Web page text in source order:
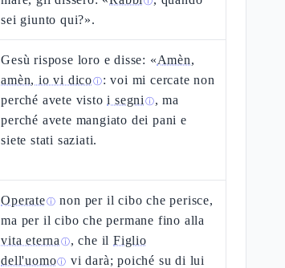
sei giunto qui?».
Gesù rispose loro e disse: «Amèn,
amèn, io vi dicoⓘ: voi mi cercate non
perché avete vistoi segni ⓘ, ma
perché avete mangiato dei pani e
siete stati saziati.
Operateⓘ non per il cibo che perisce,
ma per il cibo che permane fino alla
vita eterna ⓘ, che ilFiglio
dell'uomoⓘ vi darà; poiché su di lui